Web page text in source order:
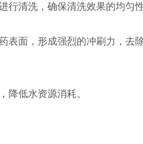
行清洗，确保清洗效果的均匀
表面，形成强烈的冲刷力，去
降低水资源消耗。